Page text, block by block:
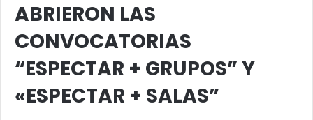
ABRIERON LAS
CONVOCATORIAS
“ESPECTAR + GRUPOS” Y
«ESPECTAR + SALAS”